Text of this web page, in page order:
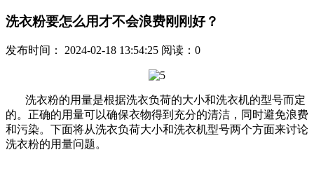
洗衣粉要怎么用才不会浪费刚刚好？
发布时间： 2024-02-18 13:54:25 阅读： 0
洗衣粉的用量是根据洗衣负荷的大小和洗衣机的型号而定
的。正确的用量可以确保衣物得到充分的清洁，同时避免浪费
和污染。下面将从洗衣负荷大小和洗衣机型号两个方面来讨论
洗衣粉的用量问题。